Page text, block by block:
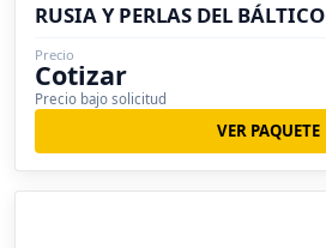
RUSIA Y PERLAS DEL BÁLTICO
Precio
Cotizar
Precio bajo solicitud
VER PAQUETE